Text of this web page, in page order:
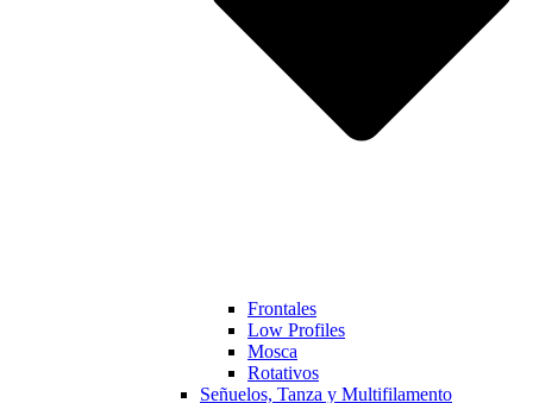
Frontales
Low Profiles
Mosca
Rotativos
Señuelos, Tanza y Multifilamento